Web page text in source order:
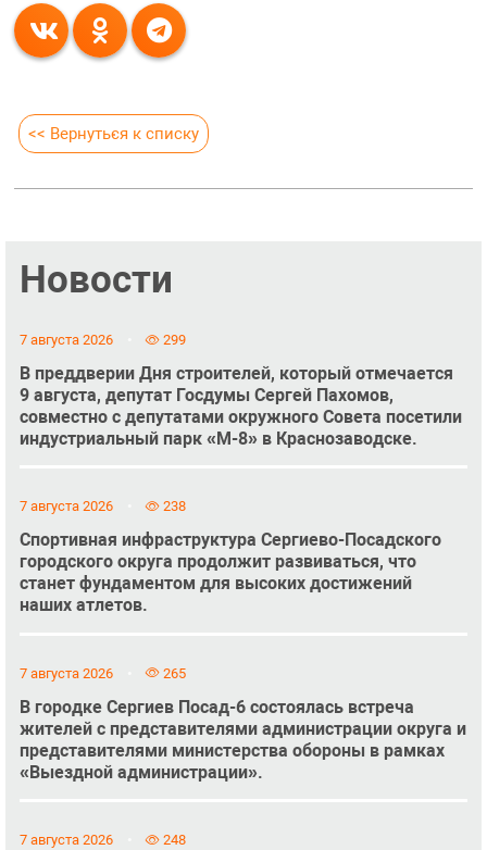
<< Вернуться к списку
Новости
7 августа 2026 299
В преддверии Дня строителей, который отмечается
9 августа, депутат Госдумы Сергей Пахомов,
совместно с депутатами окружного Совета посетили
индустриальный парк «М-8» в Краснозаводске.
7 августа 2026 238
Спортивная инфраструктура Сергиево-Посадского
городского округа продолжит развиваться, что
станет фундаментом для высоких достижений
наших атлетов.
7 августа 2026 265
В городке Сергиев Посад-6 состоялась встреча
жителей с представителями администрации округа и
представителями министерства обороны в рамках
«Выездной администрации».
7 августа 2026 248